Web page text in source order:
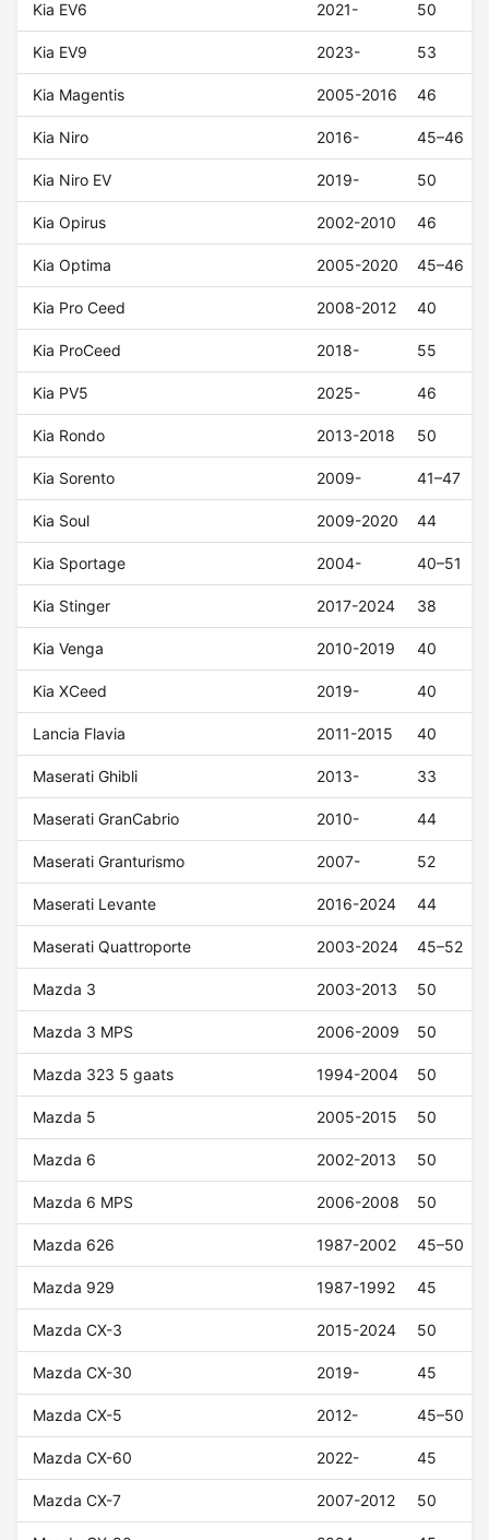
Kia EV6 2021- 50
Kia EV9 2023- 53
Kia Magentis 2005-2016 46
Kia Niro 2016- 45–46
Kia Niro EV 2019- 50
Kia Opirus 2002-2010 46
Kia Optima 2005-2020 45–46
Kia Pro Ceed 2008-2012 40
Kia ProCeed 2018- 55
Kia PV5 2025- 46
Kia Rondo 2013-2018 50
Kia Sorento 2009- 41–47
Kia Soul 2009-2020 44
Kia Sportage 2004- 40–51
Kia Stinger 2017-2024 38
Kia Venga 2010-2019 40
Kia XCeed 2019- 40
Lancia Flavia 2011-2015 40
Maserati Ghibli 2013- 33
Maserati GranCabrio 2010- 44
Maserati Granturismo 2007- 52
Maserati Levante 2016-2024 44
Maserati Quattroporte 2003-2024 45–52
Mazda 3 2003-2013 50
Mazda 3 MPS 2006-2009 50
Mazda 323 5 gaats 1994-2004 50
Mazda 5 2005-2015 50
Mazda 6 2002-2013 50
Mazda 6 MPS 2006-2008 50
Mazda 626 1987-2002 45–50
Mazda 929 1987-1992 45
Mazda CX-3 2015-2024 50
Mazda CX-30 2019- 45
Mazda CX-5 2012- 45–50
Mazda CX-60 2022- 45
Mazda CX-7 2007-2012 50